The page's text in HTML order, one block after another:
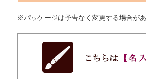
※パッケージは予告なく変更する場合が